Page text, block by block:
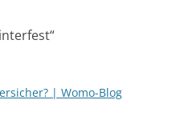
“
| Womo-Blog